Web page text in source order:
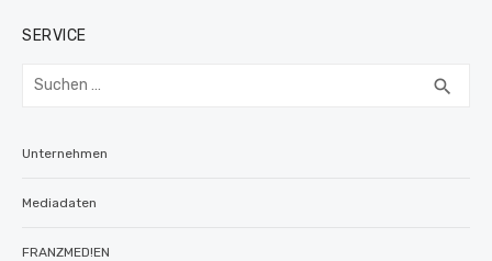
SERVICE
Suchen
search
Unternehmen
Mediadaten
FRANZMED!EN